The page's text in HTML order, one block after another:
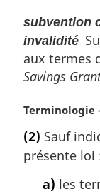
subvention
invalidité
aux termes
Savings
N
t
e
(2) Sauf
présente loi
a) les